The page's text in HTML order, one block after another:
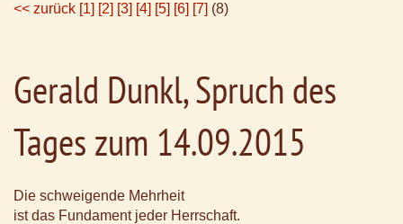
<< zurück [1] [2] [3] [4] [5] [6] [7] (8)
Gerald Dunkl, Spruch des
Tages zum 14.09.2015
Die schweigende Mehrheit
ist das Fundament jeder Herrschaft.